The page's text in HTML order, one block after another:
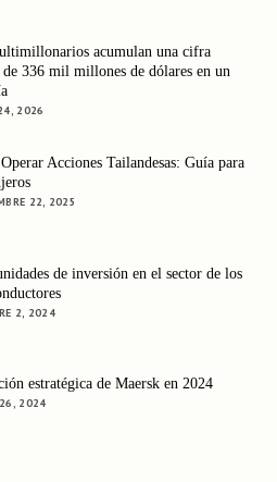
acumulan una cifra
de 336 mil millones de dólares en un
2026
Acciones Tailandesas: Guía para
22, 2025
de inversión en el sector de los
2, 2024
estratégica de Maersk en 2024
2024